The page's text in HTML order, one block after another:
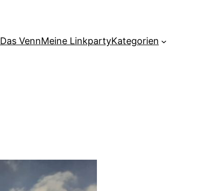
Das VennMeine LinkpartyKategorien